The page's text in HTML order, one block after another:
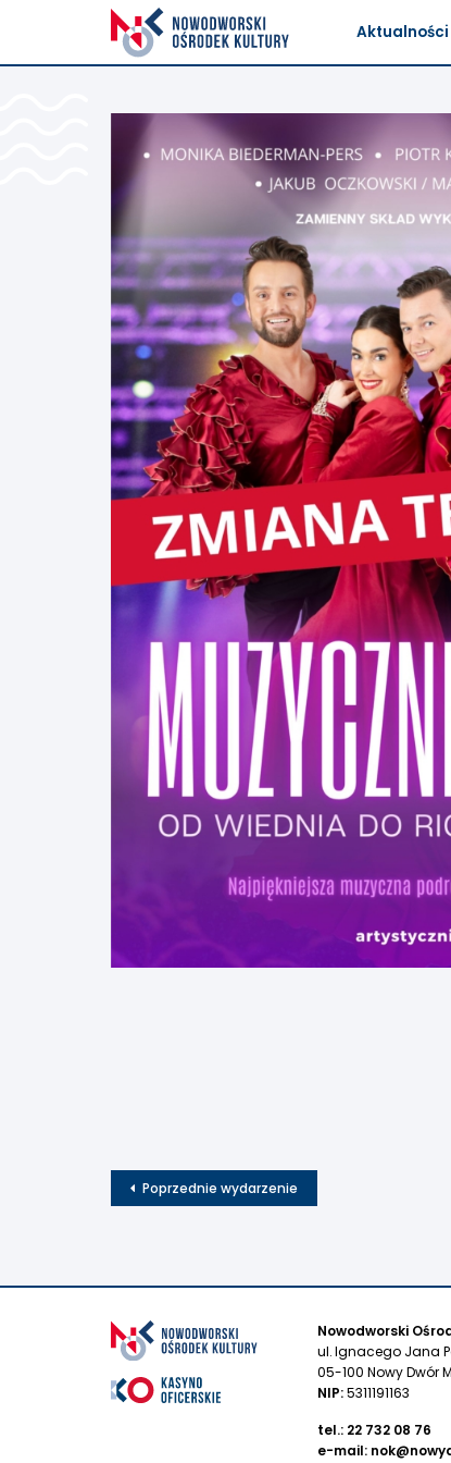
Aktualności
Poprzednie wydarzenie
Nowodworski
ul. Ignacego Jana
05-100 Nowy Dwór
NIP:5311191163
tel.: 22 732 08 76
e-mail: